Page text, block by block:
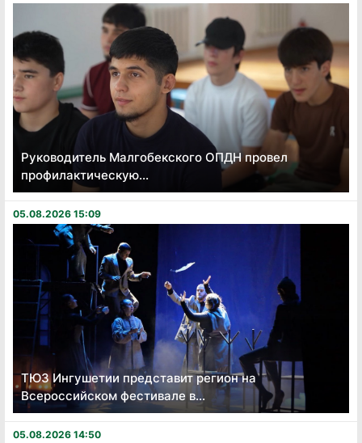
Руководитель Малгобекского ОПДН провел
профилактическую...
05.08.2026 15:09
ТЮЗ Ингушетии представит регион на
Всероссийском фестивале в...
05.08.2026 14:50